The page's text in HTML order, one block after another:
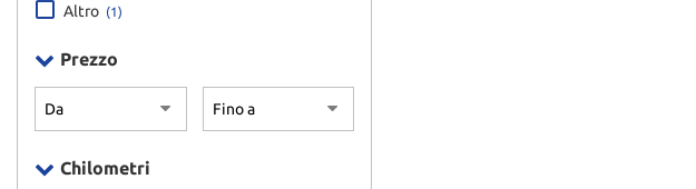
Altro (1)
Prezzo
Chilometri